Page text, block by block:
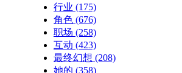
行业 (175)
角色 (676)
职场 (258)
互动 (423)
最终幻想 (208)
她的 (358)